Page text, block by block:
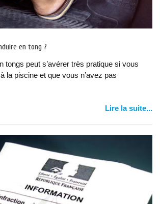
en tong ?
tongs peut s’avérer très pratique si vous
la piscine et que vous n’avez pas
Lire la suite...